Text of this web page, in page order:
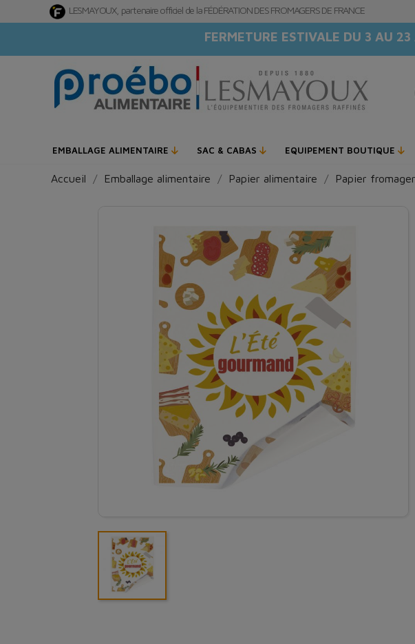
LESMAYOUX, partenaire officiel de la FÉDÉRATION DES FROMAGERS DE FRANCE
FERMETURE ESTIVALE DU 3 AU 23
EMBALLAGE ALIMENTAIRE SAC & CABAS EQUIPEMENT BOUTIQUE
Accueil Emballage alimentaire Papier alimentaire Papier